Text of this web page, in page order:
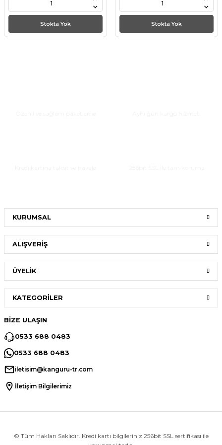
Stokta Yok Stokta Yok
KURUMSAL
ALIŞVERİŞ
ÜYELİK
KATEGORİLER
BİZE ULAŞIN
0533 688 0483
0533 688 0483
iletisim@kanguru-tr.com
İletişim Bilgilerimiz
© Tüm Hakları Saklıdır. Kredi kartı bilgileriniz 256bit SSL sertifikası ile